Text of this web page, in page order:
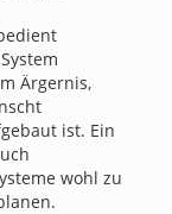
Ärgernis,
ist. Ein
wohl zu